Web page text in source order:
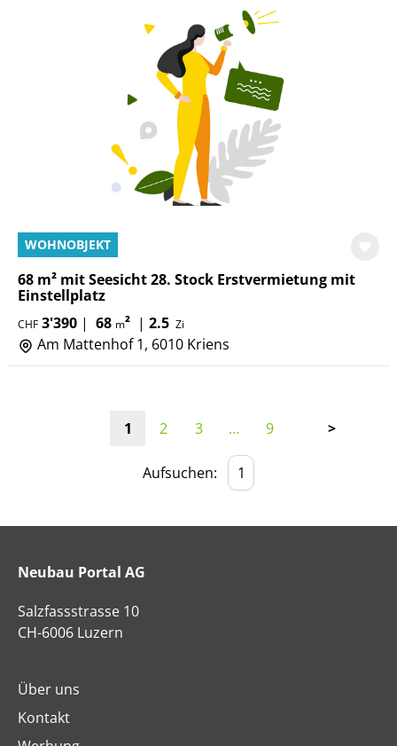
WOHNOBJEKT
68 m² mit Seesicht 28. Stock Erstvermietung mit
Einstellplatz
CHF 3'390 | 68 m² | 2.5 Zi
Am Mattenhof 1, 6010 Kriens
1 2 3 … 9 >
Aufsuchen:
Neubau Portal AG
Salzfassstrasse 10
CH-6006 Luzern
Über uns
Kontakt